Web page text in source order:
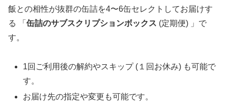
飯との相性が抜群の缶詰を4〜6缶セレクトしてお届けす
る 「 缶詰のサブスクリプションボックス (定期便) 」で
す。
1回ご利用後の解約やスキップ (１回お休み) も可能で
す。
お届け先の指定や変更も可能です。